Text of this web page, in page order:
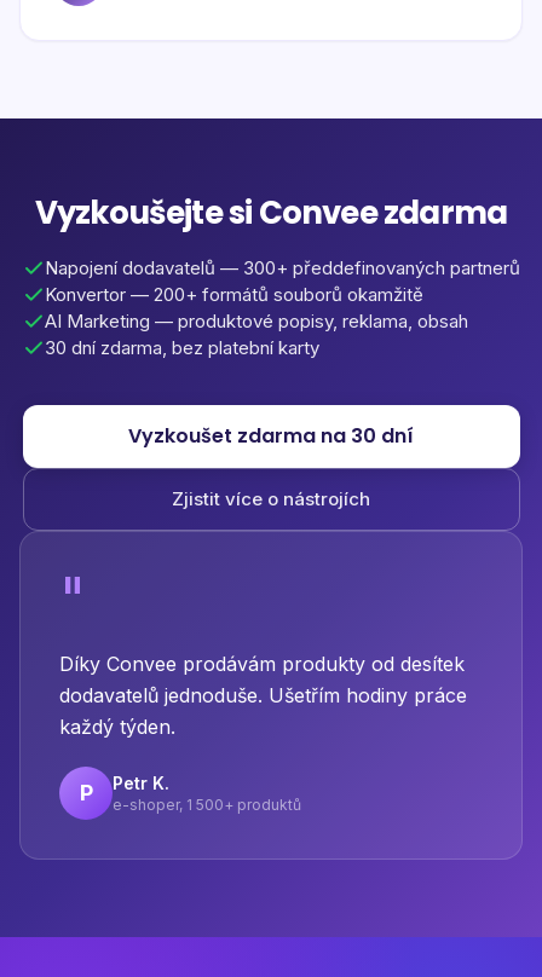
Vyzkoušejte si Convee zdarma
Napojení dodavatelů — 300+ předdefinovaných partnerů
Konvertor — 200+ formátů souborů okamžitě
AI Marketing — produktové popisy, reklama, obsah
30 dní zdarma, bez platební karty
Vyzkoušet zdarma na 30 dní
Zjistit více o nástrojích
"
Díky Convee prodávám produkty od desítek
dodavatelů jednoduše. Ušetřím hodiny práce
každý týden.
P Petr K.
e-shoper, 1 500+ produktů